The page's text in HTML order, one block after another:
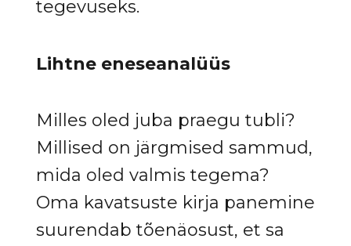
tegevuseks.
Lihtne eneseanalüüs
Milles oled juba praegu tubli?
Millised on järgmised sammud,
mida oled valmis tegema?
Oma kavatsuste kirja panemine
suurendab tõenäosust, et sa